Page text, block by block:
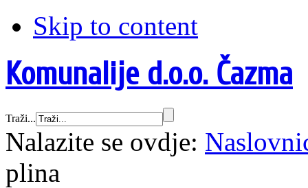
Skip to content
Komunalije d.o.o. Čazma
Traži...
Nalazite se ovdje:
plina